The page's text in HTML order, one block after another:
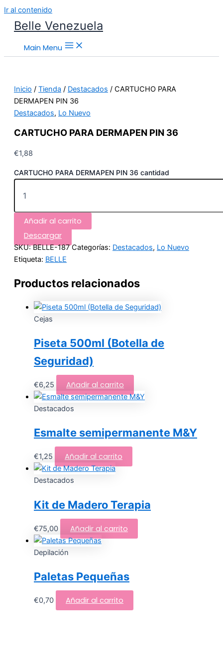
Ir al contenido
Belle Venezuela
Main Menu
Inicio / Tienda / Destacados / CARTUCHO PARA
DERMAPEN PIN 36
Destacados, Lo Nuevo
CARTUCHO PARA DERMAPEN PIN 36
€1,88
CARTUCHO PARA DERMAPEN PIN 36 cantidad
Añadir al carrito
Descargar
SKU:BELLE-187 Categorías: Destacados, Lo Nuevo
Etiqueta: BELLE
Productos relacionados
Cejas
Piseta 500ml (Botella de
Seguridad)
€6,25 Añadir al carrito
Destacados
Esmalte semipermanente M&Y
€1,25 Añadir al carrito
Destacados
Kit de Madero Terapia
€75,00 Añadir al carrito
Depilación
Paletas Pequeñas
€0,70 Añadir al carrito